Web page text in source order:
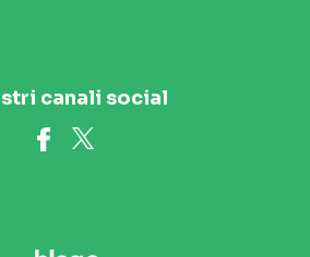
canali social